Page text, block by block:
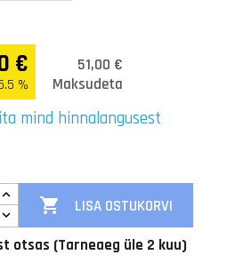
€
%
51,00 €
Maksudeta
mind hinnalangusest
 LISA OSTUKORVI
otsas (Tarneaeg üle 2 kuu)